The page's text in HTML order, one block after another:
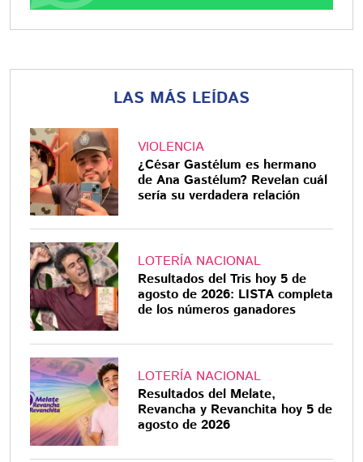
LAS MÁS LEÍDAS
VIOLENCIA
¿César Gastélum es hermano
de Ana Gastélum? Revelan cuál
sería su verdadera relación
LOTERÍA NACIONAL
Resultados del Tris hoy 5 de
agosto de 2026: LISTA completa
de los números ganadores
LOTERÍA NACIONAL
Resultados del Melate,
Revancha y Revanchita hoy 5 de
agosto de 2026